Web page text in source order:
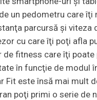
un pedometru care îţi
parcursă şi viteza
cu care îţi poţi afla
de fitness care îţi poate
în funcţie de modul
Fit este însă mai mult
poţi primi o serie de